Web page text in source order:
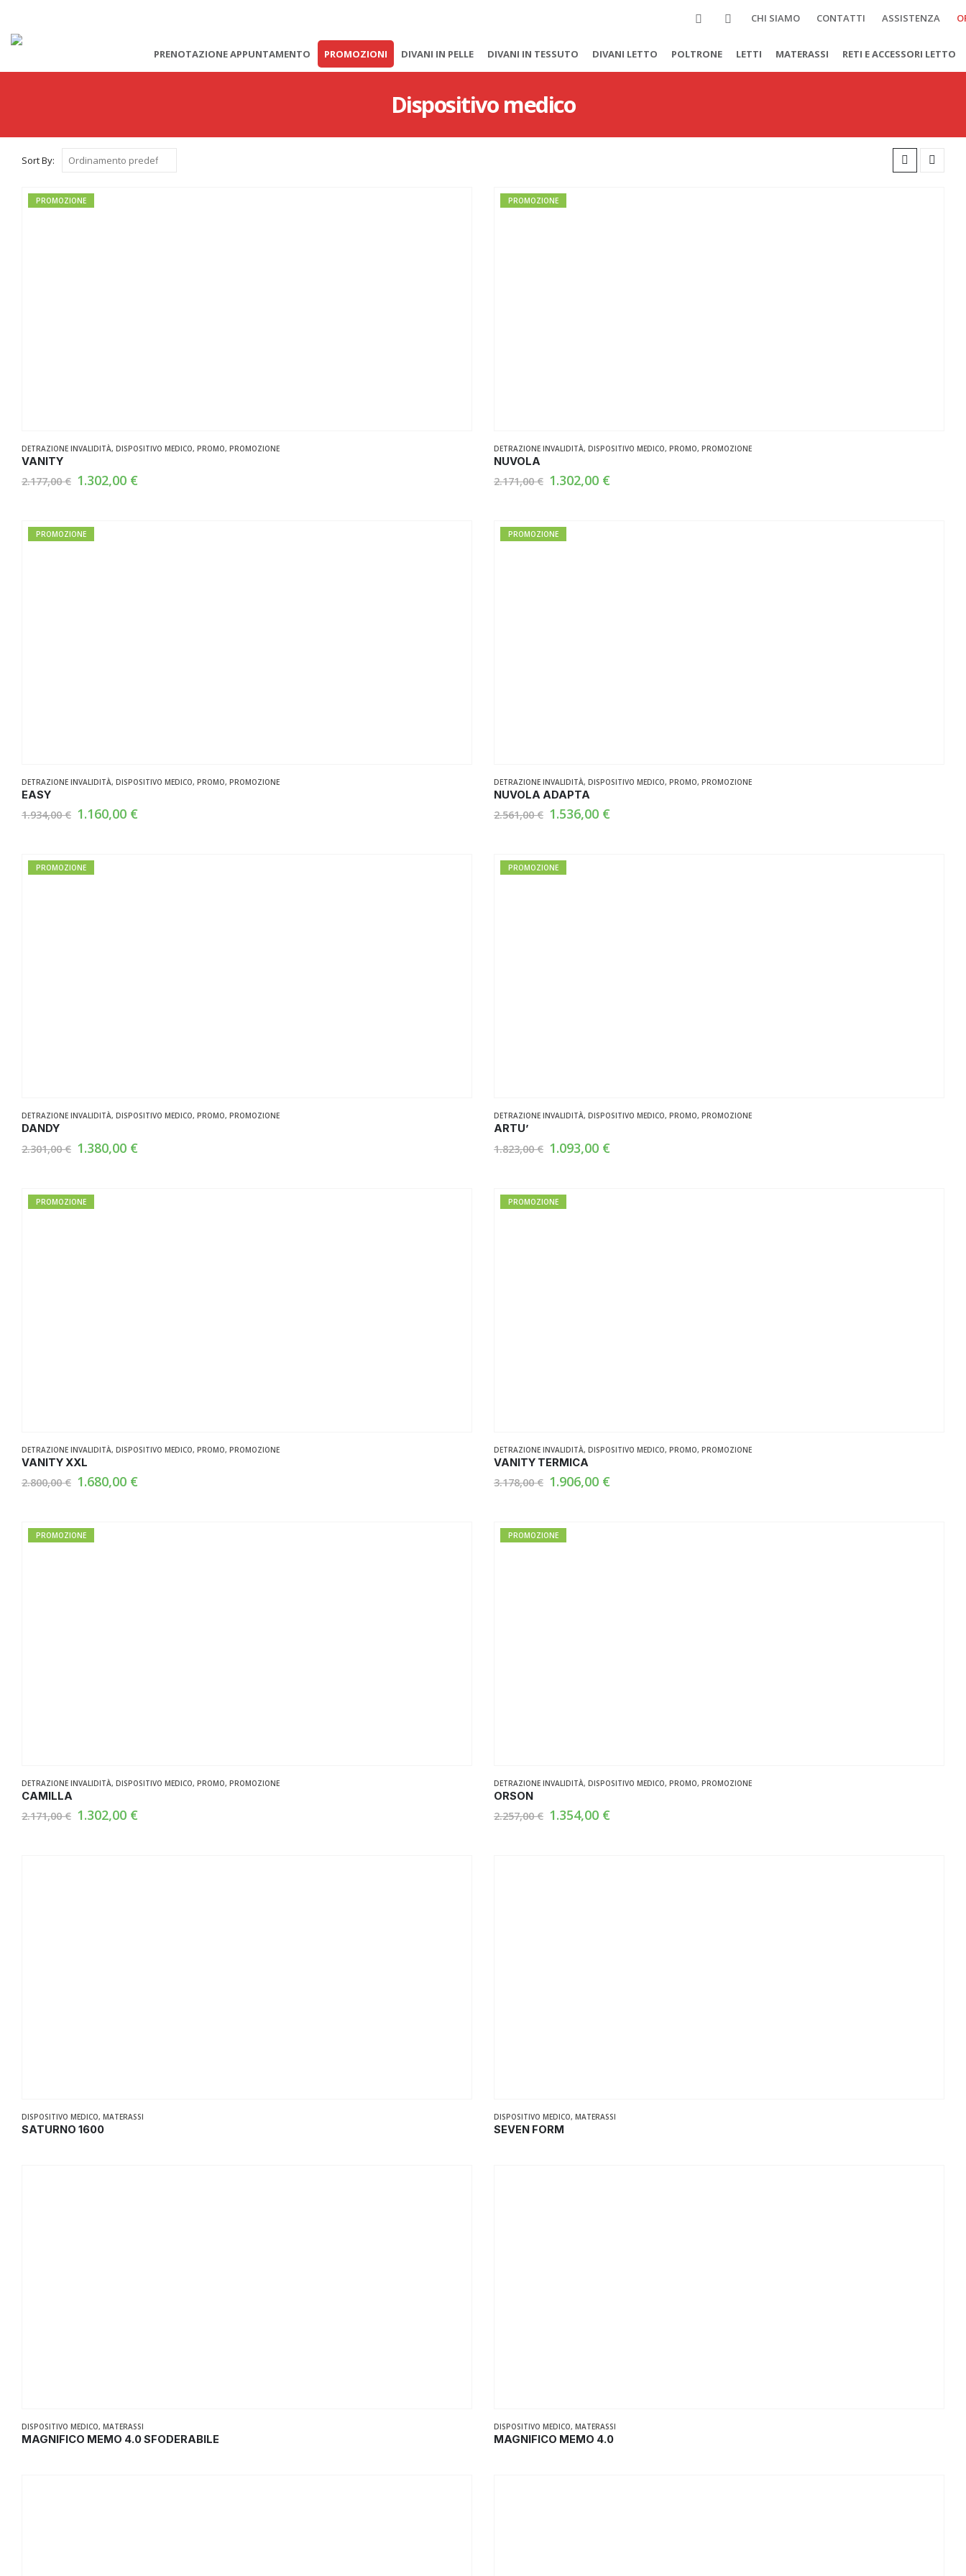
CHI SIAMO CONTATTI ASSISTENZA
PRENOTAZIONE APPUNTAMENTO PROMOZIONI DIVANI IN PELLE DIVANI IN TESSUTO DIVANI LETTO POLTRONE LETTI MATERASSI RETI E ACCESSORI LETTO
Dispositivo medico
Sort By:
PROMOZIONE
DETRAZIONE INVALIDITÀ, DISPOSITIVO MEDICO, PROMO, PROMOZIONE
VANITY
2.177,00€ Il
prezzo
2.177,00 €.
1.302,00 €
PROMOZIONE
DETRAZIONE INVALIDITÀ, DISPOSITIVO MEDICO, PROMO, PROMOZIONE
NUVOLA
2.171,00€ Il
prezzo
2.171,00 €.
1.302,00 €
PROMOZIONE
DETRAZIONE INVALIDITÀ, DISPOSITIVO MEDICO, PROMO, PROMOZIONE
EASY
1.934,00€ Il
prezzo
1.934,00 €.
1.160,00 €
PROMOZIONE
DETRAZIONE INVALIDITÀ, DISPOSITIVO MEDICO, PROMO, PROMOZIONE
NUVOLA ADAPTA
2.561,00€ Il
prezzo
2.561,00 €.
1.536,00 €
PROMOZIONE
DETRAZIONE INVALIDITÀ, DISPOSITIVO MEDICO, PROMO, PROMOZIONE
DANDY
2.301,00€ Il
prezzo
2.301,00 €.
1.380,00 €
PROMOZIONE
DETRAZIONE INVALIDITÀ, DISPOSITIVO MEDICO, PROMO, PROMOZIONE
ARTU’
1.823,00€ Il
prezzo
1.823,00 €.
1.093,00 €
PROMOZIONE
DETRAZIONE INVALIDITÀ, DISPOSITIVO MEDICO, PROMO, PROMOZIONE
VANITY XXL
2.800,00€ Il
prezzo
2.800,00 €.
1.680,00 €
PROMOZIONE
DETRAZIONE INVALIDITÀ, DISPOSITIVO MEDICO, PROMO, PROMOZIONE
VANITY TERMICA
3.178,00€ Il
prezzo
3.178,00 €.
1.906,00 €
PROMOZIONE
DETRAZIONE INVALIDITÀ, DISPOSITIVO MEDICO, PROMO, PROMOZIONE
CAMILLA
2.171,00€ Il
prezzo
1.302,00 €
PROMOZIONE
DETRAZIONE INVALIDITÀ, DISPOSITIVO MEDICO, PROMO, PROMOZIONE
ORSON
2.257,00€ Il
prezzo
1.354,00 €
DISPOSITIVO MEDICO, MATERASSI
SATURNO 1600
DISPOSITIVO MEDICO, MATERASSI
SEVEN FORM
DISPOSITIVO MEDICO, MATERASSI
MAGNIFICO MEMO 4.0 SFODERABILE
DISPOSITIVO MEDICO, MATERASSI
MAGNIFICO MEMO 4.0